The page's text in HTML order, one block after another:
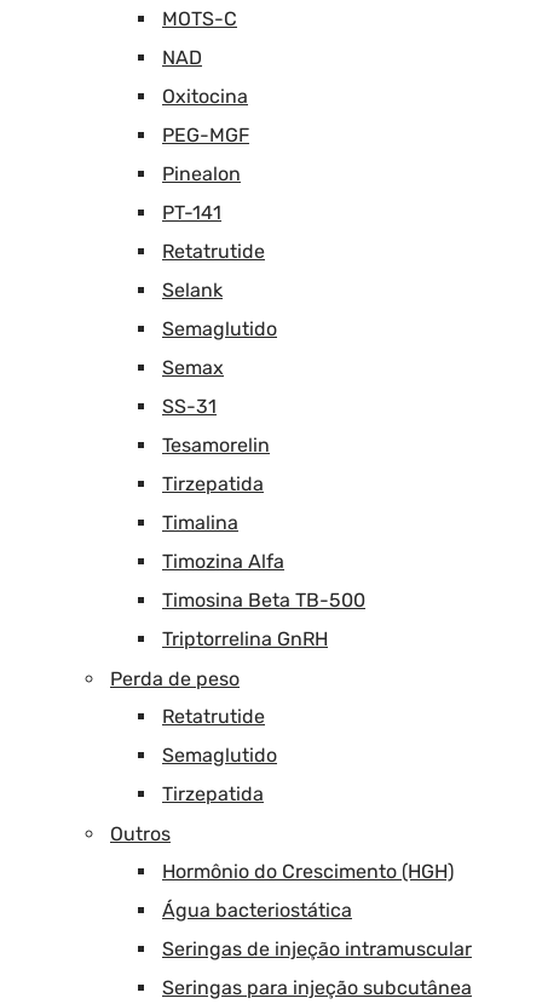
MOTS-C
NAD
Oxitocina
PEG-MGF
Pinealon
PT-141
Retatrutide
Selank
Semaglutido
Semax
SS-31
Tesamorelin
Tirzepatida
Timalina
Timozina Alfa
Timosina Beta TB-500
Triptorrelina GnRH
Perda de peso
Retatrutide
Semaglutido
Tirzepatida
Outros
Hormônio do Crescimento (HGH)
Água bacteriostática
Seringas de injeção intramuscular
Seringas para injeção subcutânea